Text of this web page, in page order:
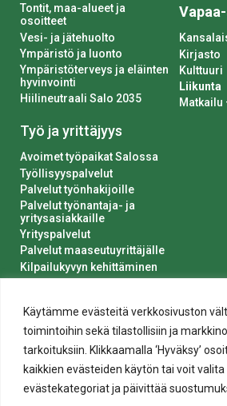
Käytämme evästeitä verkkosivuston
toimintoihin sekä tilastollisiin ja
tarkoituksiin. Klikkaamalla ‘Hyväksy’
kaikkien evästeiden käytön tai voit
evästekategoriat ja päivittää
Tontit, maa-alueet ja
osoitteet
Vesi- ja jätehuolto
Ympäristö ja luonto
Ympäristöterveys ja eläinten
hyvinvointi
Hiilineutraali Salo 2035
Työ ja yrittäjyys
Avoimet työpaikat Salossa
Työllisyyspalvelut
Palvelut työnhakijoille
Palvelut työnantaja- ja
yritysasiakkaille
Yrityspalvelut
Palvelut maaseutuyrittäjälle
Kilpailukyvyn kehittäminen
Kirjasto
Kulttuuri
Liikunta
Matkailu